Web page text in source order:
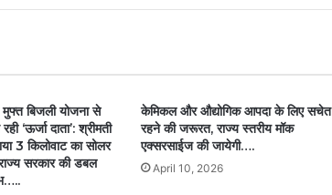
मुफ्त बिजली योजना से
‘ऊर्जा दाता’: श्रीमती
3 किलोवाट का सोलर
सरकार की डबल
केमिकल और औद्योगिक आपदा के लिए सचेत
रहने की जरूरत, राज्य स्तरीय मॉक
एक्सरसाईज की जायेगी….
April 10, 2026